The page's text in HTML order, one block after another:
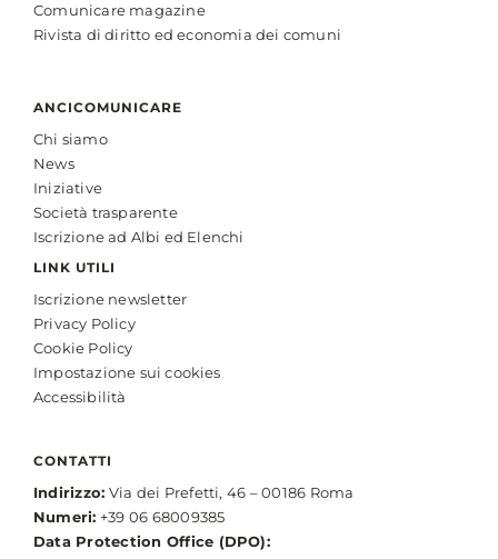
Comunicare magazine
Rivista di diritto ed economia dei comuni
ANCICOMUNICARE
Chi siamo
News
Iniziative
Società trasparente
Iscrizione ad Albi ed Elenchi
LINK UTILI
Iscrizione newsletter
Privacy Policy
Cookie Policy
Impostazione sui cookies
Accessibilità
CONTATTI
Indirizzo: Via dei Prefetti, 46 – 00186 Roma
Numeri: +39 06 68009385
Data Protection Office (DPO):